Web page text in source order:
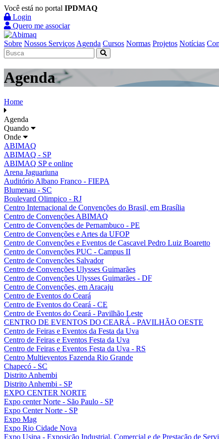
Você está no portal IPDMAQ
Login
Quero me associar
Sobre Nossos Serviços Agenda Cursos Normas Projetos Notícias
Agenda
Home
Agenda
Quando
Onde
ABIMAQ
ABIMAQ - SP
ABIMAQ SP e online
Arena Jaguariuna
Auditório Albano Franco - FIEPA
Blumenau - SC
Boulevard Olimpico - RJ
Centro Internacional de Convenções do Brasil, em Brasília
Centro de Convenções ABIMAQ
Centro de Convenções de Pernambuco - PE
Centro de Convenções e Artes da UFOP
Centro de Convenções e Eventos de Cascavel Pedro Luiz Boaretto
Centro de Convenções PUC - Campus II
Centro de Convenções Salvador
Centro de Convenções Ulysses Guimarães
Centro de Convenções Ulysses Guimarães - DF
Centro de Convenções, em Aracaju
Centro de Eventos do Ceará
Centro de Eventos do Ceará - CE
Centro de Eventos do Ceará - Pavilhão Leste
CENTRO DE EVENTOS DO CEARÁ - PAVILHÃO OESTE
Centro de Feiras e Eventos da Festa da Uva
Centro de Feiras e Eventos Festa da Uva
Centro de Feiras e Eventos Festa da Uva - RS
Centro Multieventos Fazenda Rio Grande
Chapecó - SC
Distrito Anhembi
Distrito Anhembi - SP
EXPO CENTER NORTE
Expo center Norte - São Paulo - SP
Expo Center Norte - SP
Expo Mag
Expo Rio Cidade Nova
Expo Usipa - Exposição Industrial, Comercial e de Prestação de